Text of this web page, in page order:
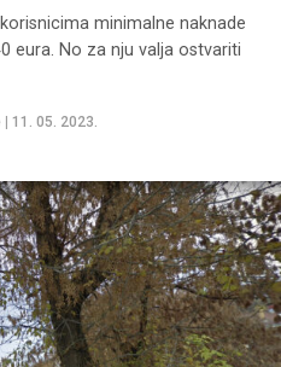
minimalne naknade
eura. No za nju valja ostvariti
11. 05. 2023.